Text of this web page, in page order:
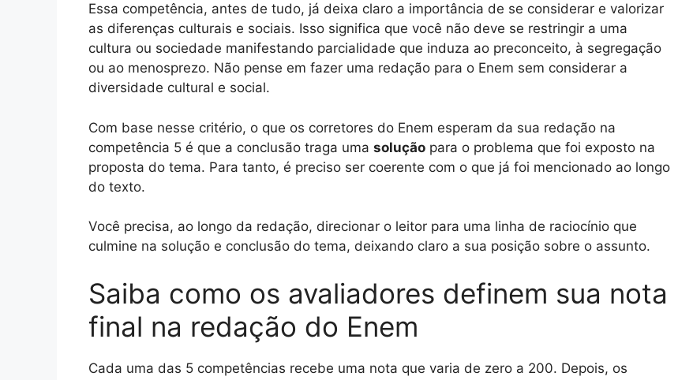
Essa competência, antes de tudo, já deixa claro a importância de se considerar e valorizar
as diferenças culturais e sociais. Isso significa que você não deve se restringir a uma
cultura ou sociedade manifestando parcialidade que induza ao preconceito, à segregação
ou ao menosprezo. Não pense em fazer uma redação para o Enem sem considerar a
diversidade cultural e social.
Com base nesse critério, o que os corretores do Enem esperam da sua redação na
competência 5 é que a conclusão traga uma solução para o problema que foi exposto na
proposta do tema. Para tanto, é preciso ser coerente com o que já foi mencionado ao longo
do texto.
Você precisa, ao longo da redação, direcionar o leitor para uma linha de raciocínio que
culmine na solução e conclusão do tema, deixando claro a sua posição sobre o assunto.
Saiba como os avaliadores definem sua nota
final na redação do Enem
Cada uma das 5 competências recebe uma nota que varia de zero a 200. Depois, os